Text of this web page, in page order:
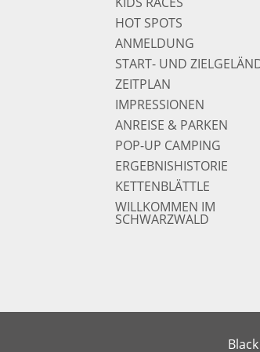
HOT SPOTS
ANMELDUNG
START- UND
ZEITPLAN
IMPRESSIONEN
ANREISE & PARKEN
POP-UP CAMPING
ERGEBNISHISTORIE
KETTENBLÄTTLE
WILLKOMMEN IM
SCHWARZWALD